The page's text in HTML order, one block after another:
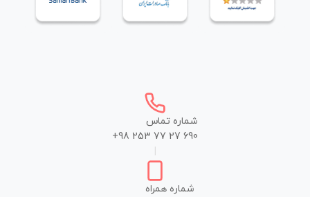
شماره تماس
+98 253 77 27 690
شماره همراه